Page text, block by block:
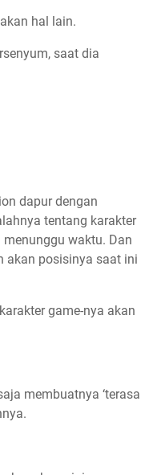
hal lain.
saat dia
dapur dengan
tentang karakter
waktu. Dan
akan posisinya saat ini
game-nya akan
membuatnya ‘terasa